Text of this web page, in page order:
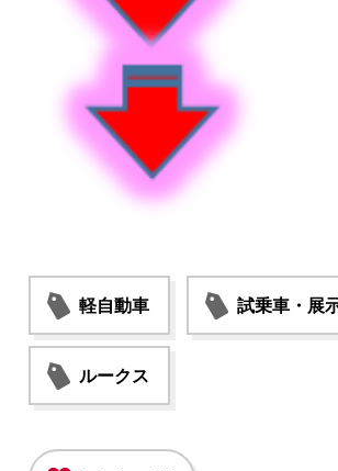
軽自動車 試乗車・展
ルークス